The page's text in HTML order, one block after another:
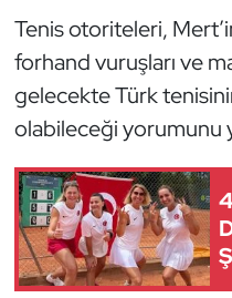
Tenis otoriteleri,
forhand vuruşları ve
gelecekte Türk
olabileceği yorumunu
Kick Boks
Masa Tenisi
Modern Pentatlon
Motor Sporları